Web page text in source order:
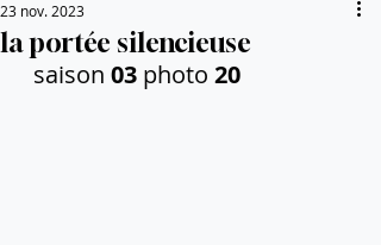
la portée silencieuse
23 nov. 2023
  saison
03 photo 20